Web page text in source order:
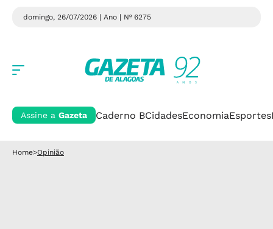
domingo, 26/07/2026 | Ano | Nº 6275
Assine a Gazeta Caderno BCidadesEconomiaEsportes
Home>Opinião